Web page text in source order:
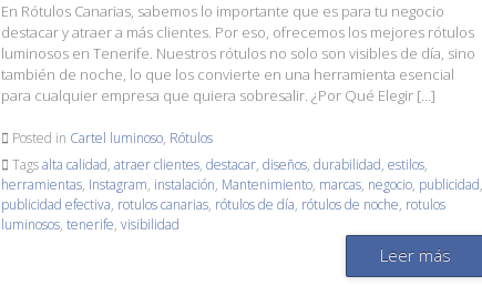
En Rótulos Canarias, sabemos lo importante que es para tu negocio
destacar y atraer a más clientes. Por eso, ofrecemos los mejores rótulos
luminosos en Tenerife. Nuestros rótulos no solo son visibles de día, sino
también de noche, lo que los convierte en una herramienta esencial
para cualquier empresa que quiera sobresalir. ¿Por Qué Elegir […]
Posted in Cartel luminoso, Rótulos
Tagsalta calidad, atraer clientes, destacar, diseños, durabilidad, estilos,
herramientas, Instagram, instalación, Mantenimiento, marcas, negocio, publicidad,
publicidad efectiva, rotulos canarias, rótulos de día, rótulos de noche, rotulos
luminosos, tenerife, visibilidad
Leer más